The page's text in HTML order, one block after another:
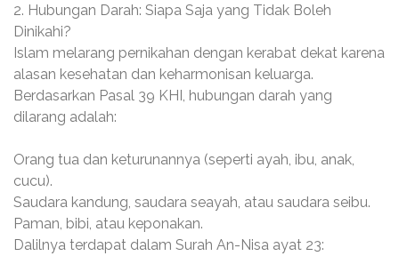
2. Hubungan Darah: Siapa Saja yang Tidak Boleh
Dinikahi?
Islam melarang pernikahan dengan kerabat dekat karena
alasan kesehatan dan keharmonisan keluarga.
Berdasarkan Pasal 39 KHI, hubungan darah yang
dilarang adalah:
Orang tua dan keturunannya (seperti ayah, ibu, anak,
cucu).
Saudara kandung, saudara seayah, atau saudara seibu.
Paman, bibi, atau keponakan.
Dalilnya terdapat dalam Surah An-Nisa ayat 23: